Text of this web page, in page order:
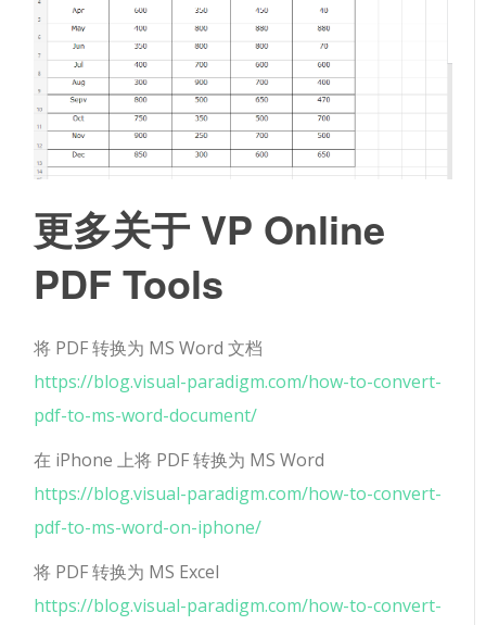
更多关于 VP Online
PDF Tools
将 PDF 转换为 MS Word 文档
https://blog.visual-paradigm.com/how-to-convert-
pdf-to-ms-word-document/
在 iPhone 上将 PDF 转换为 MS Word
https://blog.visual-paradigm.com/how-to-convert-
pdf-to-ms-word-on-iphone/
将 PDF 转换为 MS Excel
https://blog.visual-paradigm.com/how-to-convert-